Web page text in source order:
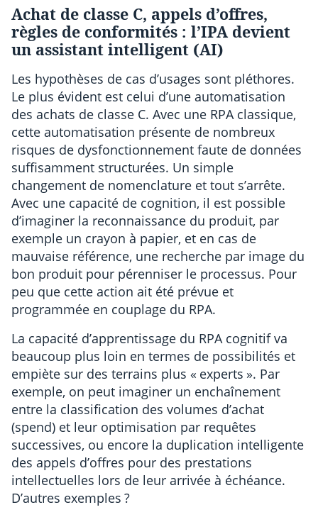
Achat de classe C, appels d’offres,
règles de conformités : l’IPA devient
un assistant intelligent (AI)
Les hypothèses de cas d’usages sont pléthores.
Le plus évident est celui d’une automatisation
des achats de classe C. Avec une RPA classique,
cette automatisation présente de nombreux
risques de dysfonctionnement faute de données
suffisamment structurées. Un simple
changement de nomenclature et tout s’arrête.
Avec une capacité de cognition, il est possible
d’imaginer la reconnaissance du produit, par
exemple un crayon à papier, et en cas de
mauvaise référence, une recherche par image du
bon produit pour pérenniser le processus. Pour
peu que cette action ait été prévue et
programmée en couplage du RPA.
La capacité d’apprentissage du RPA cognitif va
beaucoup plus loin en termes de possibilités et
empiète sur des terrains plus « experts ». Par
exemple, on peut imaginer un enchaînement
entre la classification des volumes d’achat
(spend) et leur optimisation par requêtes
successives, ou encore la duplication intelligente
des appels d’offres pour des prestations
intellectuelles lors de leur arrivée à échéance.
D’autres exemples ?